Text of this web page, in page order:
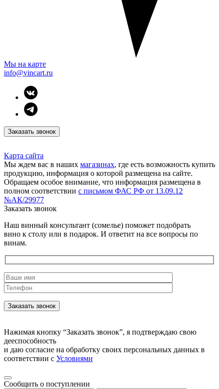
Мы на карте
info@vincart.ru
Заказать звонок
Карта сайта
Мы ждем вас в наших магазинах, где есть возможность купить
продукцию, информация о которой размещена на сайте.
Обращаем особое внимание, что информация размещена в
полном соответствии с письмом ФАС РФ от 13.09.12
№АК/29977
Заказать звонок
Наш винный консультант (сомелье) поможет подобрать
вино к столу или в подарок. И ответит на все вопросы по
винам.
Нажимая кнопку “Заказать звонок”, я подтверждаю свою
дееспособность
и даю согласие на обработку своих персональных данных в
соответствии с Условиями
Сообщить о поступлении